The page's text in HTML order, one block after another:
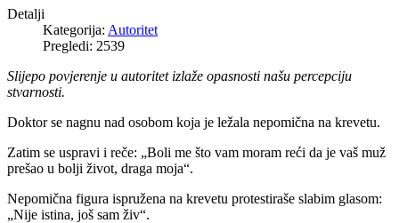
Detalji
Kategorija: Autoritet
Pregledi: 2539
Slijepo povjerenje u autoritet izlaže opasnosti našu percepciju
stvarnosti.
Doktor se nagnu nad osobom koja je ležala nepomična na krevetu.
Zatim se uspravi i reče: „Boli me što vam moram reći da je vaš muž
prešao u bolji život, draga moja“.
Nepomična figura ispružena na krevetu protestiraše slabim glasom:
„Nije istina, još sam živ“.